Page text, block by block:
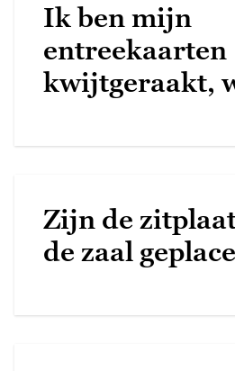
Ik ben mijn
entreekaarten
kwijtgeraakt,
Zijn de
de zaal